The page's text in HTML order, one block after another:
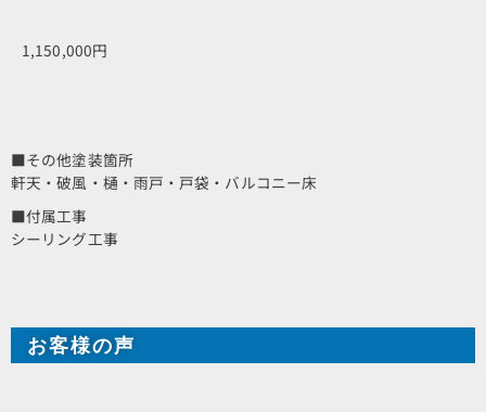
1,150,000円
■その他塗装箇所
軒天・破風・樋・雨戸・戸袋・バルコニー床
■付属工事
シーリング工事
お客様の声